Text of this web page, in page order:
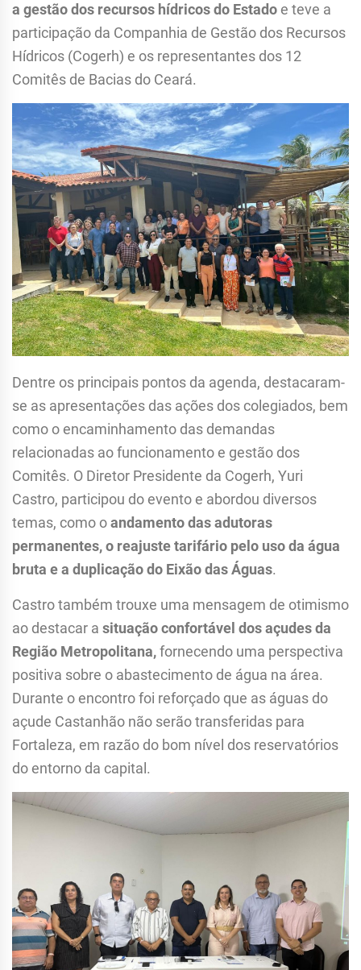
a gestão dos recursos hídricos do Estado e teve a
participação da Companhia de Gestão dos Recursos
Hídricos (Cogerh) e os representantes dos 12
Comitês de Bacias do Ceará.
Dentre os principais pontos da agenda, destacaram-
se as apresentações das ações dos colegiados, bem
como o encaminhamento das demandas
relacionadas ao funcionamento e gestão dos
Comitês. O Diretor Presidente da Cogerh, Yuri
Castro, participou do evento e abordou diversos
temas, como oandamento das adutoras
permanentes, o reajuste tarifário pelo uso da água
bruta e a duplicação do Eixão das Águas.
Castro também trouxe uma mensagem de otimismo
ao destacar a situação confortável dos açudes da
Região Metropolitana,fornecendo uma perspectiva
positiva sobre o abastecimento de água na área.
Durante o encontro foi reforçado que as águas do
açude Castanhão não serão transferidas para
Fortaleza, em razão do bom nível dos reservatórios
do entorno da capital.